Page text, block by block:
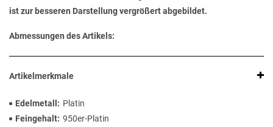
ist zur besseren Darstellung vergrößert abgebildet.
Abmessungen des Artikels:
Artikelmerkmale
Edelmetall
Platin
Feingehalt 950er-Platin